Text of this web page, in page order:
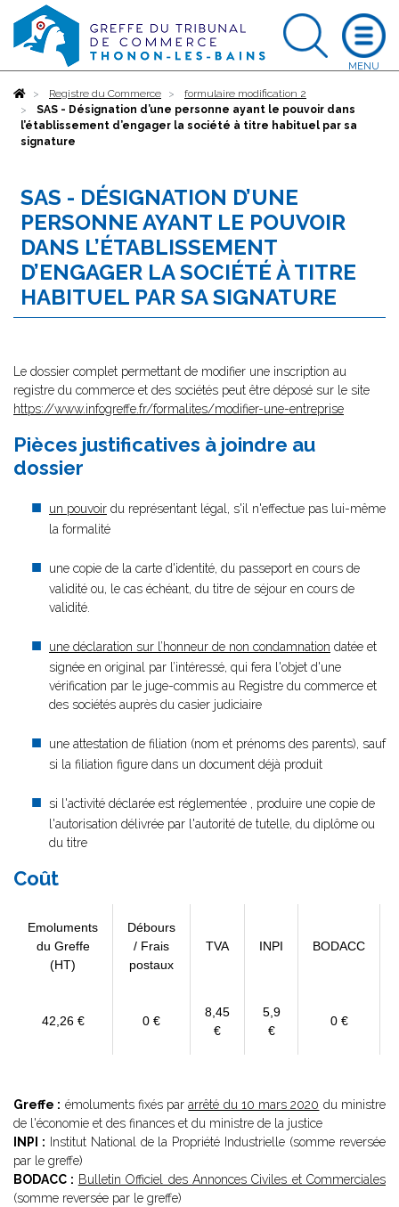
AccueilRegistre du Commerce
formulaire modification 2
SAS - Désignation d’une personne ayant le pouvoir dans
l’établissement d’engager la société à titre habituel par sa
signature
SAS - DÉSIGNATION D’UNE
PERSONNE AYANT LE POUVOIR
DANS L’ÉTABLISSEMENT
D’ENGAGER LA SOCIÉTÉ À TITRE
HABITUEL PAR SA SIGNATURE
Le dossier complet permettant de modifier une inscription au
registre du commerce et des sociétés peut être déposé sur le site
https://www.infogreffe.fr/formalites/modifier-une-entreprise
Pièces justificatives à joindre au
dossier
un pouvoir du représentant légal, s'il n'effectue pas lui-même
la formalité
une copie de la carte d'identité, du passeport en cours de
validité ou, le cas échéant, du titre de séjour en cours de
validité.
une déclaration sur l’honneur de non condamnation datée et
signée en original par l’intéressé, qui fera l'objet d'une
vérification par le juge-commis au Registre du commerce et
des sociétés auprès du casier judiciaire
une attestation de filiation (nom et prénoms des parents), sauf
si la filiation figure dans un document déjà produit
si l'activité déclarée est réglementée , produire une copie de
l'autorisation délivrée par l'autorité de tutelle, du diplôme ou
du titre
Coût
Emoluments
du Greffe
(HT)
Débours
/ Frais
postaux
TVA INPI BODACC
42,26 € 0 €
8,45
€
5,9
€
0 €
Greffe : émoluments fixés pararrêté du 10 mars 2020 du ministre
de l'économie et des finances et du ministre de la justice
INPI : Institut National de la Propriété Industrielle (somme reversée
par le greffe)
BODACC : Bulletin Officiel des Annonces Civiles et Commerciales
(somme reversée par le greffe)